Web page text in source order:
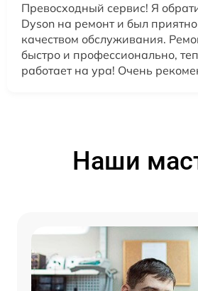
Превосходный сервис! Я
Dyson на ремонт и был
качеством обслуживания.
быстро и профессионально,
работает на ура! Очень
Наши